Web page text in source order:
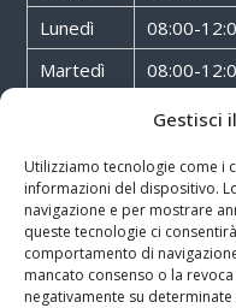
Gestisci
Utilizziamo tecnologie come i
informazioni del dispositivo.
navigazione e per mostrare
queste tecnologie ci
comportamento di
mancato consenso o la
negativamente su
Lunedì
08:00-
Martedì
08:00-
08:00-
Venerdì
08:00-
Sabato
08:00-